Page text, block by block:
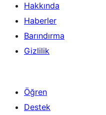
Hakkında
Haberler
Barındırma
Gizlilik
Öğren
Destek